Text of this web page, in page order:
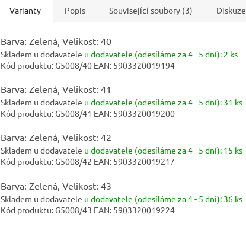
Varianty Popis Související soubory (3) Diskuze
Barva: Zelená, Velikost: 40
Skladem u dodavatele u dodavatele (odesíláme za 4 - 5 dní): 2 ks
Kód produktu:G5008/40 EAN: 5903320019194
Barva: Zelená, Velikost: 41
Skladem u dodavatele u dodavatele (odesíláme za 4 - 5 dní): 31 ks
Kód produktu:G5008/41 EAN: 5903320019200
Barva: Zelená, Velikost: 42
Skladem u dodavatele u dodavatele (odesíláme za 4 - 5 dní): 15 ks
Kód produktu:G5008/42 EAN: 5903320019217
Barva: Zelená, Velikost: 43
Skladem u dodavatele u dodavatele (odesíláme za 4 - 5 dní): 36 ks
Kód produktu:G5008/43 EAN: 5903320019224